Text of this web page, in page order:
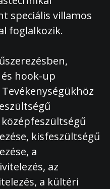
speciális villamos
foglalkozik.
hook-up
kisfeszültségű
a
az
a kültéri